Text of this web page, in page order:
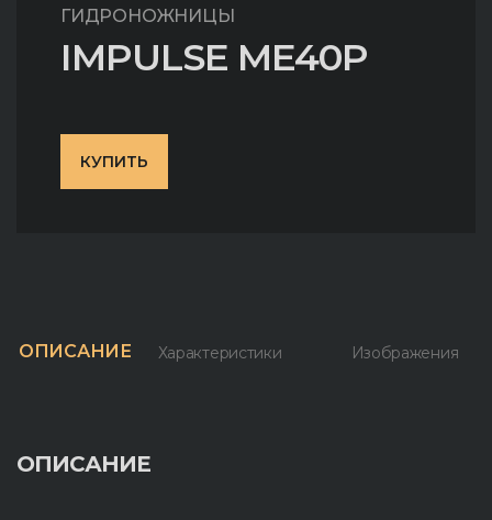
ГИДРОНОЖНИЦЫ
IMPULSE ME40P
КУПИТЬ
ОПИСАНИЕ Характеристики Изображения
ОПИСАНИЕ